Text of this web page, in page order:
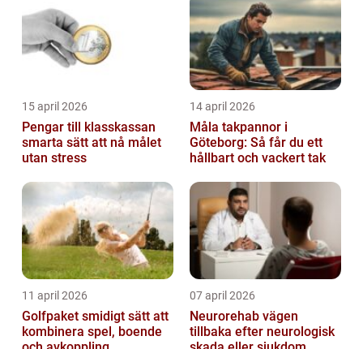
15 april 2026
Pengar till klasskassan
smarta sätt att nå målet
utan stress
14 april 2026
Måla takpannor i
Göteborg: Så får du ett
hållbart och vackert tak
11 april 2026
Golfpaket smidigt sätt att
kombinera spel, boende
07 april 2026
Neurorehab vägen
tillbaka efter neurologisk